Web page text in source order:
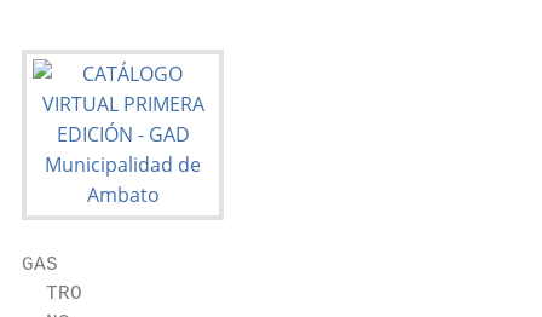
GAS
  TRO